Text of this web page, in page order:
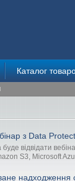
Каталог
з Data
відвідати
S3, Microsoft